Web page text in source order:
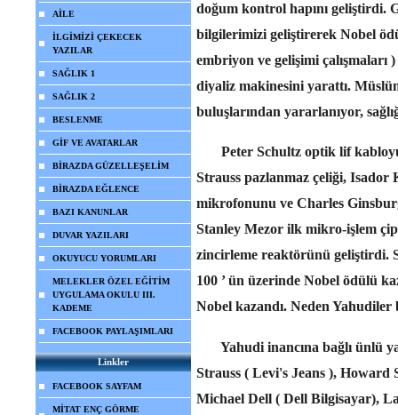
AİLE
İLGİMİZİ ÇEKECEK
YAZILAR
SAĞLIK 1
SAĞLIK 2
BESLENME
GİF VE AVATARLAR
BİRAZDA GÜZELLEŞELİM
BİRAZDA EĞLENCE
BAZI KANUNLAR
DUVAR YAZILARI
OKUYUCU YORUMLARI
MELEKLER ÖZEL EĞİTİM
UYGULAMA OKULU III.
KADEME
FACEBOOK PAYLAŞIMLARI
Linkler
FACEBOOK SAYFAM
MİTAT ENÇ GÖRME
doğum kontrol hapını geliştirdi.
bilgilerimizi geliştirerek Nobel
embriyon ve gelişimi
diyaliz makinesini yarattı.
buluşlarından yararlanıyor,
Peter Schultz optik lif
Strauss pazlanmaz çeliği, Isador
mikrofonunu ve Charles
Stanley Mezor ilk mikro-işlem
zincirleme reaktörünü geliştirdi.
100 ’ün üzerinde Nobel ödülü
Nobel kazandı. Neden
Yahudi inancına bağlı ünlü
Strauss ( Levi's Jeans ), Howard
Michael Dell ( Dell Bilgisayar),